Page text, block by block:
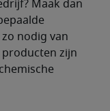
Maak dan
nodig van
producten zijn